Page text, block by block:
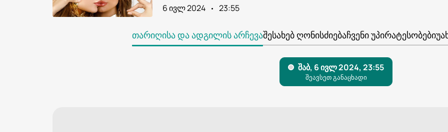
6 ივლ 2024
23:55
ᲗᲐᲠᲘᲦᲘᲡᲐ ᲓᲐ ᲐᲓᲒᲘᲚᲘᲡ ᲐᲠᲩᲔᲕᲐᲨᲔᲡᲐᲮᲔᲑ ᲦᲝᲜᲘᲡᲫᲘᲔᲑᲐᲩᲕᲔᲜᲘ ᲣᲞᲘᲠᲐᲢᲔᲡᲝᲑᲔᲑᲘ